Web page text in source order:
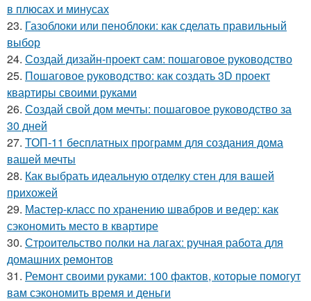
в плюсах и минусах
23. Газоблоки или пеноблоки: как сделать правильный
выбор
24. Создай дизайн-проект сам: пошаговое руководство
25. Пошаговое руководство: как создать 3D проект
квартиры своими руками
26. Создай свой дом мечты: пошаговое руководство за
30 дней
27. ТОП-11 бесплатных программ для создания дома
вашей мечты
28. Как выбрать идеальную отделку стен для вашей
прихожей
29. Мастер-класс по хранению швабров и ведер: как
сэкономить место в квартире
30. Строительство полки на лагах: ручная работа для
домашних ремонтов
31. Ремонт своими руками: 100 фактов, которые помогут
вам сэкономить время и деньги